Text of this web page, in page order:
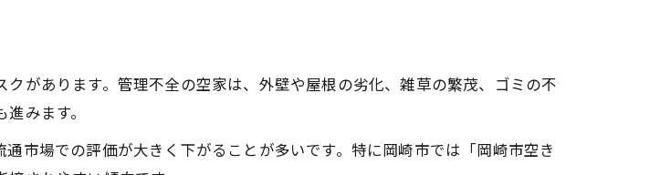
があります。管理不全の空家は、外壁や屋根の劣化、雑草の繁茂、ゴミの不
みます。
市場での評価が大きく下がることが多いです。特に岡崎市では「岡崎市空き